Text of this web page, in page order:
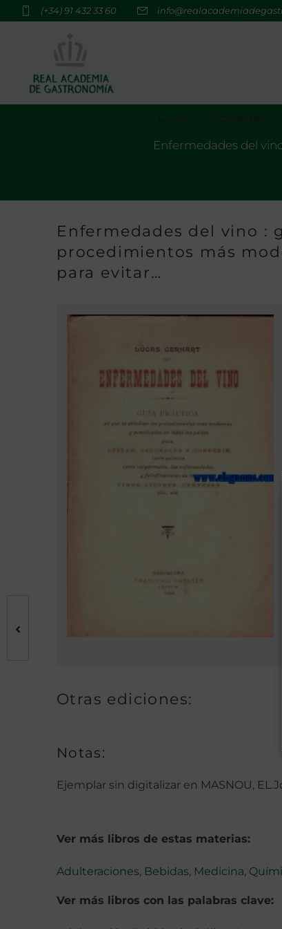
(+34) 91 432 33 60
Enfermedades del
Enfermedades del vino :
procedimientos más
para evitar…
Otras ediciones:
Notas:
Ejemplar sin digitalizar en MASNOU,
Ver más libros de estas materias:
Adulteraciones, Bebidas, Medicina,
Ver más libros con las palabras clave: